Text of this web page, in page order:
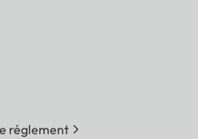
réglement